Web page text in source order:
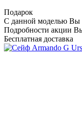
Подарок
С данной моделью Вы
Подробности акции
Бесплатная доставка